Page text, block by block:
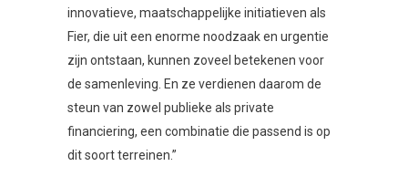
innovatieve, maatschappelijke initiatieven als
Fier, die uit een enorme noodzaak en urgentie
zijn ontstaan, kunnen zoveel betekenen voor
de samenleving. En ze verdienen daarom de
steun van zowel publieke als private
financiering, een combinatie die passend is op
dit soort terreinen.”